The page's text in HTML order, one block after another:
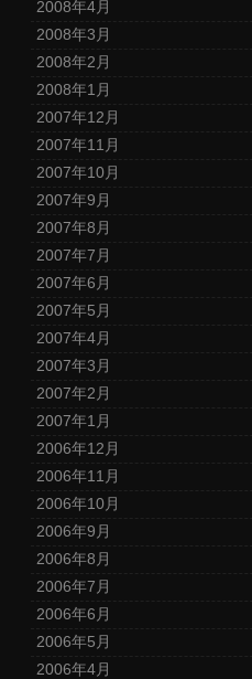
2008年4月
2008年3月
2008年2月
2008年1月
2007年12月
2007年11月
2007年10月
2007年9月
2007年8月
2007年7月
2007年6月
2007年5月
2007年4月
2007年3月
2007年2月
2007年1月
2006年12月
2006年11月
2006年10月
2006年9月
2006年8月
2006年7月
2006年6月
2006年5月
2006年4月